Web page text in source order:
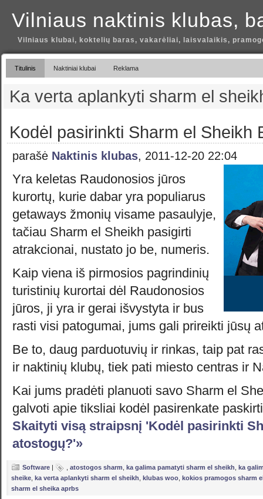
Vilniaus naktinis klubas,
Vilniaus klubai, koktelių baras, vakarėliai, laisvalaikis,
Titulinis Naktiniai klubai Reklama
Ka verta aplankyti sharm el
Kodėl pasirinkti Sharm el Sheikh
parašė Naktinis klubas, 2011-12-20 22:04
Yra keletas Raudonosios jūros
kurortų, kurie dabar yra populiarus
getaways žmonių visame pasaulyje,
tačiau Sharm el Sheikh pasigirti
atrakcionai, nustato jo be, numeris.
Kaip viena iš pirmosios pagrindinių
turistinių kurortai dėl Raudonosios
jūros, ji yra ir gerai išvystyta ir bus
rasti visi patogumai, jums gali prireikti jūsų
Be to, daug parduotuvių ir rinkas, taip pat
ir naktinių klubų, tiek pati miesto centras ir
Kai jums pradėti planuoti savo Sharm el
galvoti apie tiksliai kodėl pasirenkate
Skaityti visą straipsnį 'Kodėl pasirinkti
atostogų?'»
Software | atostogos sharm ka galima pamatyti sharm el sheikh ka
sheike ka verta aplankyti sharm el sheikh klubas woo kokios pramogos sharm
sharm el sheika aprbs